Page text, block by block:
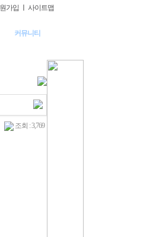
가입 사이트맵
커뮤니티
조회 : 3,769